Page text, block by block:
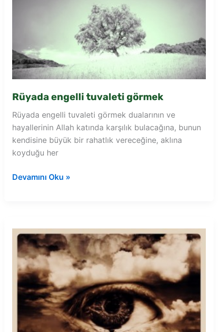
Rüyada engelli tuvaleti görmek
Rüyada engelli tuvaleti görmek dualarının ve
hayallerinin Allah katında karşılık bulacağına, bunun
kendisine büyük bir rahatlık vereceğine, aklına
koyduğu her
Rüyada
Devamını Oku »